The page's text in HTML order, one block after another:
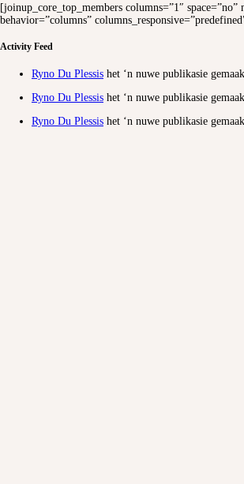
[joinup_core_top_members columns=”1″ space=”no”
behavior=”columns”
Activity Feed
Ryno Du Plessis het ‘n nuwe publikasie gemaak
Ryno Du Plessis het ‘n nuwe publikasie gemaak
Ryno Du Plessis het ‘n nuwe publikasie gemaak